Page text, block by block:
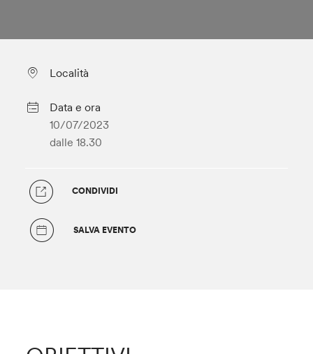
Località
Data e ora
10/07/2023
dalle 18.30
CONDIVIDI
SALVA EVENTO